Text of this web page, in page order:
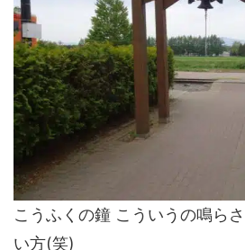
こうふくの鐘 こういうの鳴ら
い方(笑)